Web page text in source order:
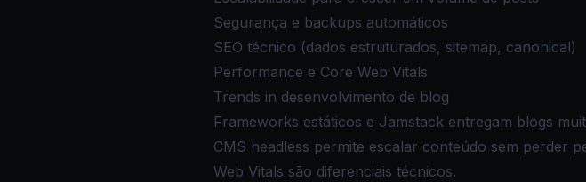
Segurança e backups automáticos
SEO técnico (dados estruturados, sitemap, canonical)
Performance e Core Web Vitals
Trends in desenvolvimento de blog
Frameworks estáticos e Jamstack entregam blogs
CMS headless permite escalar conteúdo sem perder
Web Vitals são diferenciais técnicos.